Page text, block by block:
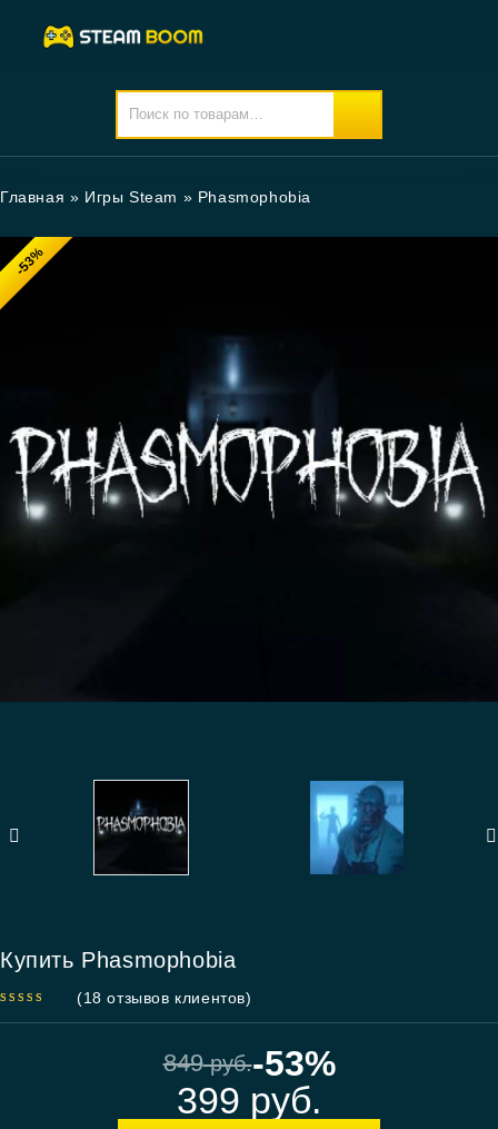
Главная » Игры Steam » Phasmophobia
-53%
Купить Phasmophobia
(18 отзывов клиентов)
849руб.-53%
399 руб.